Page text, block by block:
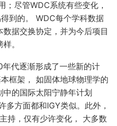
；尽管WDC系统有些变化，
到的。 WDC每个学科数据
据交换协定，并为今后项目
。
代逐渐形成了一些新的计
框架， 如固体地球物理学的
的国际太阳宁静年计划
多方面都和IGY类似。此外，
持，仅有少许变化， 大多数